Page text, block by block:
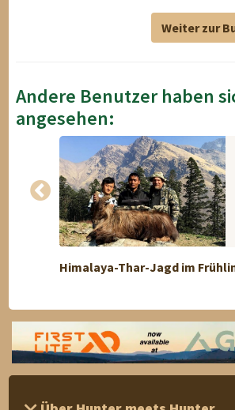
Weiter zur
Andere Benutzer haben
angesehen:
Himalaya-Thar-Jagd im